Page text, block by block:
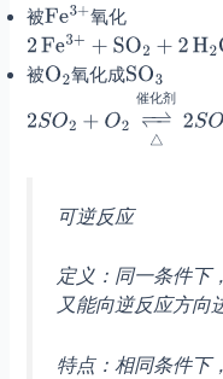
被
氧化
被 氧化成
催化剂
可逆反应
定义：同一条件下
又能向逆反应方向
特点：相同条件下